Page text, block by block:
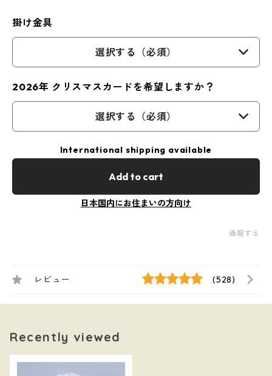
掛け金具
選択する（必須）
2026年 クリスマスカードを希望しますか？
選択する（必須）
International shipping available
Add to cart
日本国内にお住まいの方向け
通報する
レビュー (528)
Recently viewed